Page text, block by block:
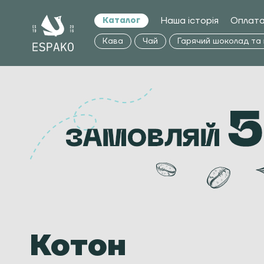
Каталог Наша історія
Кава Чай Гарячий шоколад та
Котон